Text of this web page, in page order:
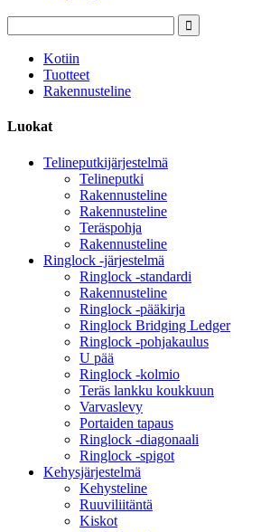
Kotiin
Tuotteet
Rakennusteline
Luokat
Telineputkijärjestelmä
Telineputki
Rakennusteline
Rakennusteline
Teräspohja
Rakennusteline
Ringlock -järjestelmä
Ringlock -standardi
Rakennusteline
Ringlock -pääkirja
Ringlock Bridging Ledger
Ringlock -pohjakaulus
U pää
Ringlock -kolmio
Teräs lankku koukkuun
Varvaslevy
Portaiden tapaus
Ringlock -diagonaali
Ringlock -spigot
Kehysjärjestelmä
Kehysteline
Ruuviliitäntä
Kiskot